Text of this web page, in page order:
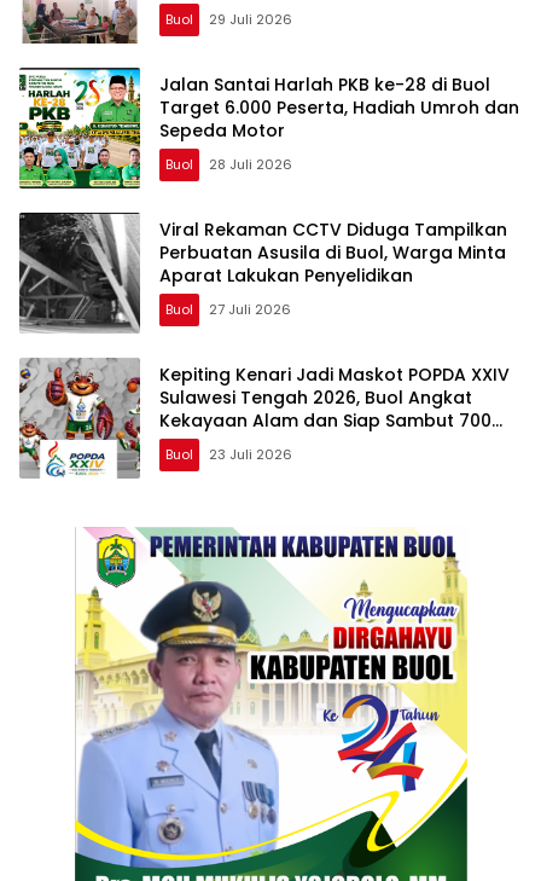
Buol 29 Juli 2026
Jalan Santai Harlah PKB ke-28 di Buol
Target 6.000 Peserta, Hadiah Umroh dan
Sepeda Motor
Buol 28 Juli 2026
Viral Rekaman CCTV Diduga Tampilkan
Perbuatan Asusila di Buol, Warga Minta
Aparat Lakukan Penyelidikan
Buol 27 Juli 2026
Kepiting Kenari Jadi Maskot POPDA XXIV
Sulawesi Tengah 2026, Buol Angkat
Kekayaan Alam dan Siap Sambut 700
Peserta
Buol 23 Juli 2026